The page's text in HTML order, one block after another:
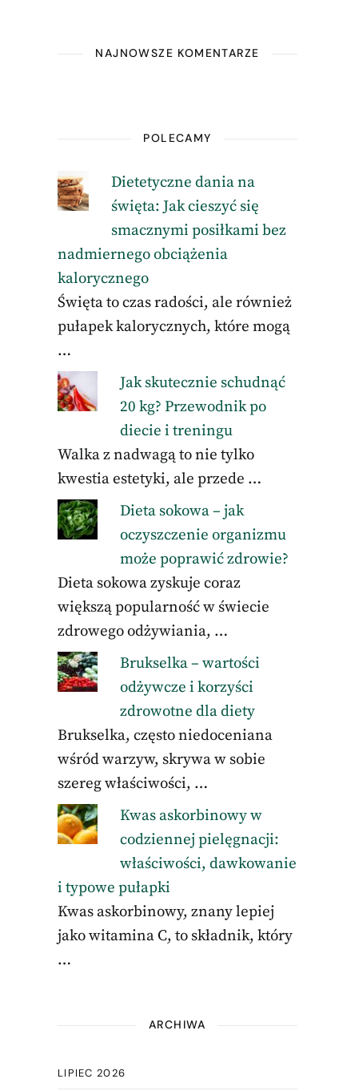
NAJNOWSZE KOMENTARZE
POLECAMY
Dietetyczne dania na
święta: Jak cieszyć się
smacznymi posiłkami bez
nadmiernego obciążenia
kalorycznego
Święta to czas radości, ale również
pułapek kalorycznych, które mogą
…
Jak skutecznie schudnąć
20 kg? Przewodnik po
diecie i treningu
Walka z nadwagą to nie tylko
kwestia estetyki, ale przede …
Dieta sokowa – jak
oczyszczenie organizmu
może poprawić zdrowie?
Dieta sokowa zyskuje coraz
większą popularność w świecie
zdrowego odżywiania, …
Brukselka – wartości
odżywcze i korzyści
zdrowotne dla diety
Brukselka, często niedoceniana
wśród warzyw, skrywa w sobie
szereg właściwości, …
Kwas askorbinowy w
codziennej pielęgnacji:
właściwości, dawkowanie
i typowe pułapki
Kwas askorbinowy, znany lepiej
jako witamina C, to składnik, który
…
ARCHIWA
LIPIEC 2026